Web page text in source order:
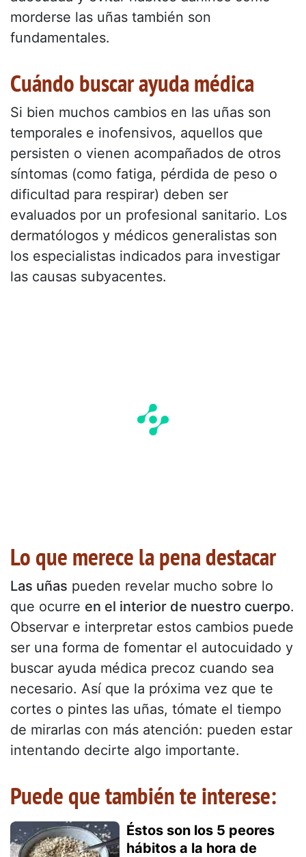
morderse las uñas también son
fundamentales.
Cuándo buscar ayuda médica
Si bien muchos cambios en las uñas son
temporales e inofensivos, aquellos que
persisten o vienen acompañados de otros
síntomas (como fatiga, pérdida de peso o
dificultad para respirar) deben ser
evaluados por un profesional sanitario. Los
dermatólogos y médicos generalistas son
los especialistas indicados para investigar
las causas subyacentes.
Lo que merece la pena destacar
Las uñas pueden revelar mucho sobre lo
que ocurre en el interior de nuestro cuerpo.
Observar e interpretar estos cambios puede
ser una forma de fomentar el autocuidado y
buscar ayuda médica precoz cuando sea
necesario. Así que la próxima vez que te
cortes o pintes las uñas, tómate el tiempo
de mirarlas con más atención: pueden estar
intentando decirte algo importante.
Puede que también te interese:
Éstos son los 5 peores
hábitos a la hora de